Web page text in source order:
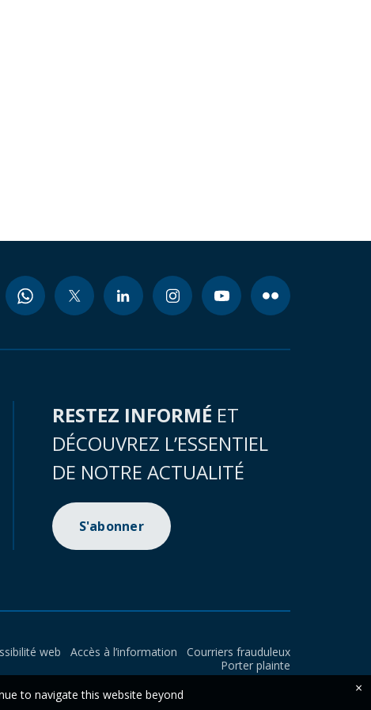
RESTEZ INFORMÉ ET
DÉCOUVREZ L’ESSENTIEL
DE NOTRE ACTUALITÉ
S'abonner
web Accès à l’information
Courriers frauduleux
Porter plainte
to navigate this website beyond
×